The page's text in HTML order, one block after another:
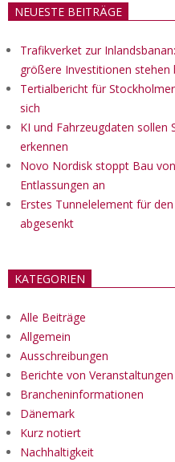
NEUESTE BEITRÄGE
Trafikverket zur
größere Investitionen stehen
Tertialbericht für
sich
KI und Fahrzeugdaten sollen
erkennen
Novo Nordisk stoppt Bau
Entlassungen an
Erstes Tunnelelement für
abgesenkt
KATEGORIEN
Alle Beiträge
Allgemein
Ausschreibungen
Berichte von Veranstaltungen
Brancheninformationen
Dänemark
Kurz notiert
Nachhaltigkeit